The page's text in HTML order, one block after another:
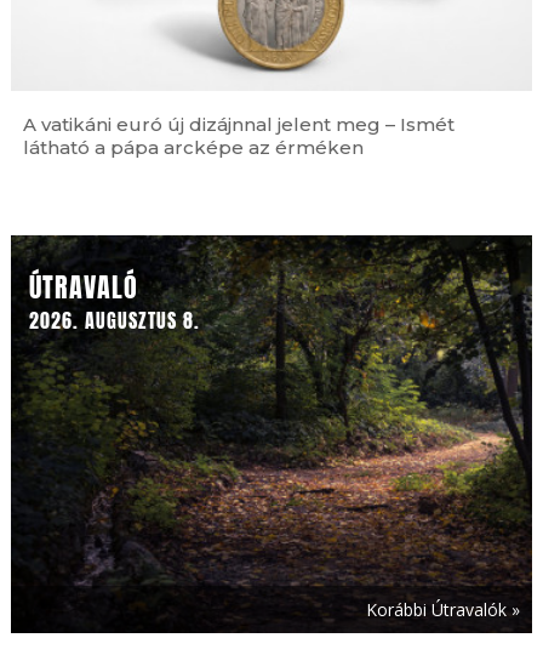
A vatikáni euró új dizájnnal jelent meg – Ismét
látható a pápa arcképe az érméken
ÚTRAVALÓ
2026. AUGUSZTUS 8.
Korábbi Útravalók »